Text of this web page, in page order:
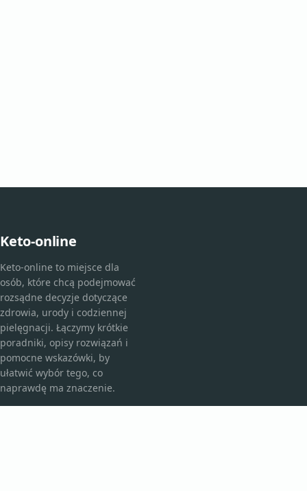
Keto-online
Keto-online to miejsce dla
osób, które chcą podejmować
rozsądne decyzje dotyczące
zdrowia, urody i codziennej
pielęgnacji. Łączymy krótkie
poradniki, opisy rozwiązań i
pomocne wskazówki, by
ułatwić wybór tego, co
naprawdę ma znaczenie.